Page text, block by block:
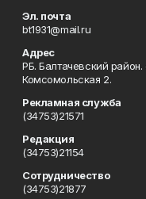
Эл. почта
bt1931@mail.ru
Адрес
РБ. Балтачевский
Комсомольская 2.
Рекламная служба
(34753)21571
Редакция
(34753)21154
Сотрудничество
(34753)21877